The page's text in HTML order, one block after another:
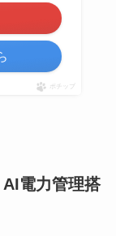
ポチップ
電力管理搭